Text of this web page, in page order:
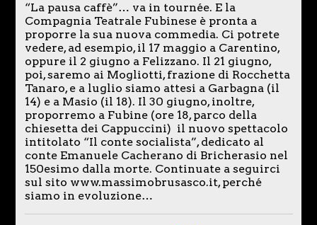
“La pausa caffè”… va in tournée. E la
Compagnia Teatrale Fubinese è pronta a
proporre la sua nuova commedia. Ci potrete
vedere, ad esempio, il 17 maggio a Carentino,
oppure il 2 giugno a Felizzano. Il 21 giugno,
poi, saremo ai Mogliotti, frazione di Rocchetta
Tanaro, e a luglio siamo attesi a Garbagna (il
14) e a Masio (il 18). Il 30 giugno, inoltre,
proporremo a Fubine (ore 18, parco della
chiesetta dei Cappuccini) il nuovo spettacolo
intitolato “Il conte socialista”, dedicato al
conte Emanuele Cacherano di Bricherasio nel
150esimo dalla morte. Continuate a seguirci
sul sito www.massimobrusasco.it, perché
siamo in evoluzione…